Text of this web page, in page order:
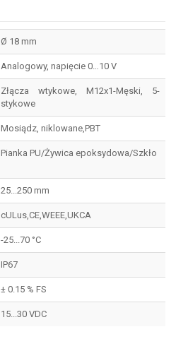
Ø 18 mm
Analogowy, napięcie 0…10 V
Złącza wtykowe, M12x1-Męski, 5-
stykowe
Mosiądz, niklowane,PBT
Pianka PU/Żywica epoksydowa/Szkło
25...250 mm
cULus,CE,WEEE,UKCA
-25...70 °C
IP67
± 0.15 % FS
15...30 VDC